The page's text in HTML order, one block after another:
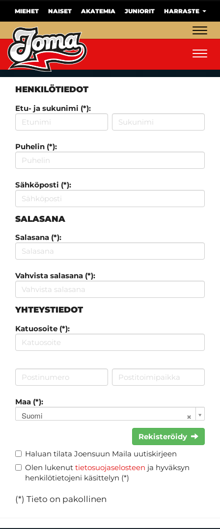
MIEHET NAISET AKATEMIA JUNIORIT HARRASTE
HENKILÖTIEDOT
Etu- ja sukunimi (*):
Puhelin (*):
Sähköposti (*):
SALASANA
Salasana (*):
Vahvista salasana (*):
YHTEYSTIEDOT
Katuosoite (*):
Maa (*):
Suomi
Rekisteröidy
Haluan tilata Joensuun Maila uutiskirjeen
Olen lukenut tietosuojaselosteen ja hyväksyn
henkilötietojeni käsittelyn (*)
(*) Tieto on pakollinen